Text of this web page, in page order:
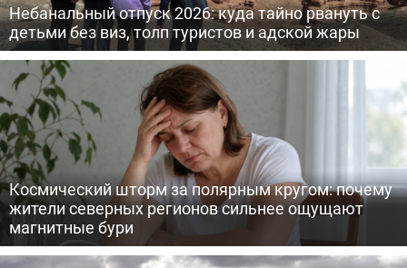
Небанальный отпуск 2026: куда тайно рвануть с
детьми без виз, толп туристов и адской жары
Космический шторм за полярным кругом: почему
жители северных регионов сильнее ощущают
магнитные бури